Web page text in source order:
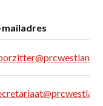
mailadres